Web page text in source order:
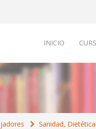
INICIO
Sanidad,